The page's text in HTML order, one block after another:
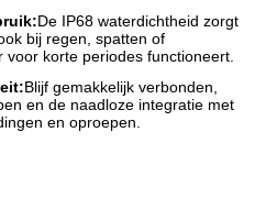
De IP68 waterdichtheid zorgt
bij regen, spatten of
korte periodes functioneert.
Blijf gemakkelijk verbonden,
en de naadloze integratie met
en oproepen.